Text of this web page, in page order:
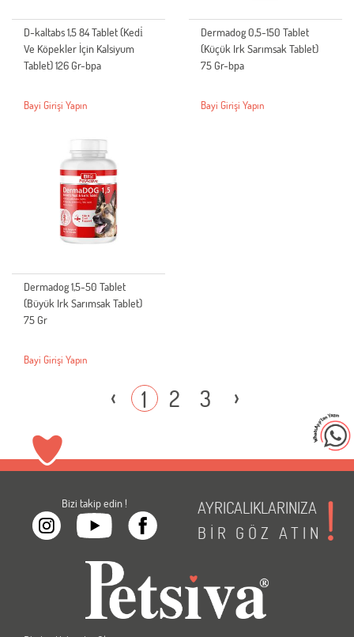
D-kaltabs 1,5 84 Tablet (Kedi̇
Ve Köpekler İçin Kalsiyum
Tablet) 126 Gr-bpa
Bayi Girişi Yapın
Dermadog 0,5-150 Tablet
(Küçük Irk Sarımsak Tablet)
75 Gr-bpa
Bayi Girişi Yapın
Dermadog 1,5-50 Tablet
(Büyük Irk Sarımsak Tablet)
75 Gr
Bayi Girişi Yapın
‹ 1 2 3 ›
Bizi takip edin !
AYRICALIKLARINIZA
BİR GÖZ ATIN